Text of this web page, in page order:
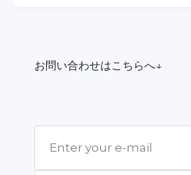
お問い合わせはこちらへ↓